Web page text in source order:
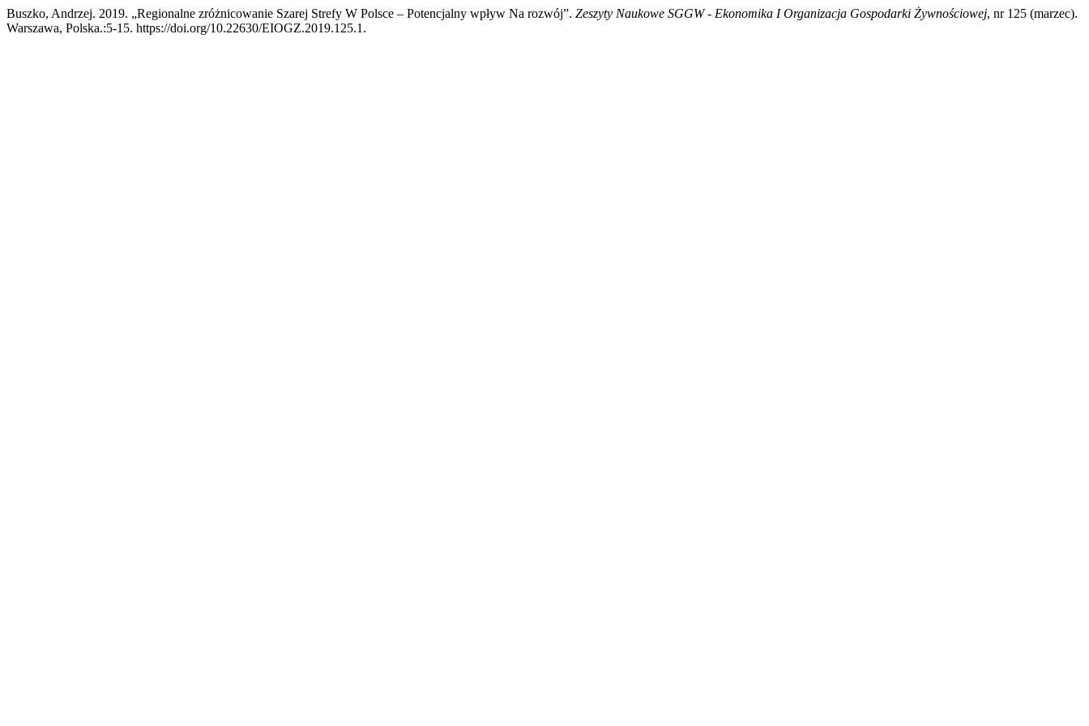
Buszko, Andrzej. 2019. „Regionalne zróżnicowanie Szarej Strefy W Polsce – Potencjalny wpływ Na rozwój”. Zeszyty Naukowe SGGW - Ekonomika I Organizacja Gospodarki Żywnościowej, nr 125 (marzec).
Warszawa, Polska.:5-15. https://doi.org/10.22630/EIOGZ.2019.125.1.